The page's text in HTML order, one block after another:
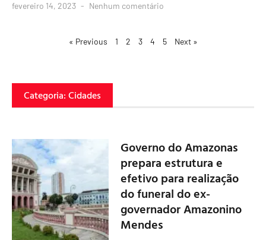
fevereiro 14, 2023 Nenhum comentário
« Previous 1 2 3 4 5 Next »
Categoria: Cidades
Governo do Amazonas
prepara estrutura e
efetivo para realização
do funeral do ex-
governador Amazonino
Mendes